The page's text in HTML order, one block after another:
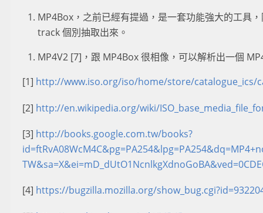
MP4Box，之前已經有提過，是一套功能強大的工具
track 個別抽取出來。
MP4V2 [7]，跟 MP4Box 很相像，可以解析出一個
[1] http://www.iso.org/iso/home/store/catalogue_ics/
[2] http://en.wikipedia.org/wiki/
[3] http://books.google.com.tw/books?
[4] https://bugzilla.mozilla.org/